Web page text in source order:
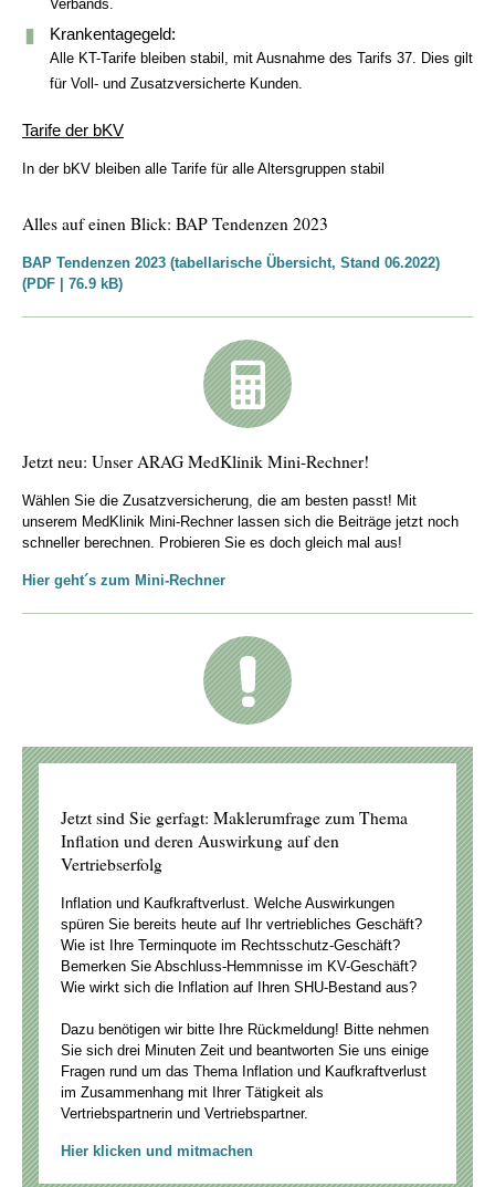
Verbands.
Krankentagegeld:
Alle KT-Tarife bleiben stabil, mit Ausnahme des Tarifs 37. Dies gilt
für Voll- und Zusatzversicherte Kunden.
Tarife der bKV
In der bKV bleiben alle Tarife für alle Altersgruppen stabil
Alles auf einen Blick: BAP Tendenzen 2023
BAP Tendenzen 2023 (tabellarische Übersicht, Stand 06.2022)
(PDF | 76.9 kB)
Jetzt neu: Unser ARAG MedKlinik Mini-Rechner!
Wählen Sie die Zusatzversicherung, die am besten passt! Mit
unserem MedKlinik Mini-Rechner lassen sich die Beiträge jetzt noch
schneller berechnen. Probieren Sie es doch gleich mal aus!
Hier geht´s zum Mini-Rechner
Jetzt sind Sie gerfagt: Maklerumfrage zum Thema
Inflation und deren Auswirkung auf den
Vertriebserfolg
Inflation und Kaufkraftverlust. Welche Auswirkungen
spüren Sie bereits heute auf Ihr vertriebliches Geschäft?
Wie ist Ihre Terminquote im Rechtsschutz-Geschäft?
Bemerken Sie Abschluss-Hemmnisse im KV-Geschäft?
Wie wirkt sich die Inflation auf Ihren SHU-Bestand aus?
Dazu benötigen wir bitte Ihre Rückmeldung! Bitte nehmen
Sie sich drei Minuten Zeit und beantworten Sie uns einige
Fragen rund um das Thema Inflation und Kaufkraftverlust
im Zusammenhang mit Ihrer Tätigkeit als
Vertriebspartnerin und Vertriebspartner.
Hier klicken und mitmachen